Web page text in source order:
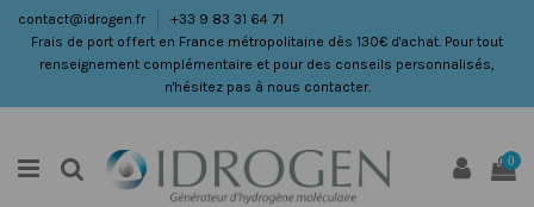
contact@idrogen.fr
+33 9 83 31 64 71
Frais de port offert en France métropolitaine dès 130€ d'achat. Pour tout
renseignement complémentaire et pour des conseils personnalisés,
n'hésitez pas à nous contacter.
0